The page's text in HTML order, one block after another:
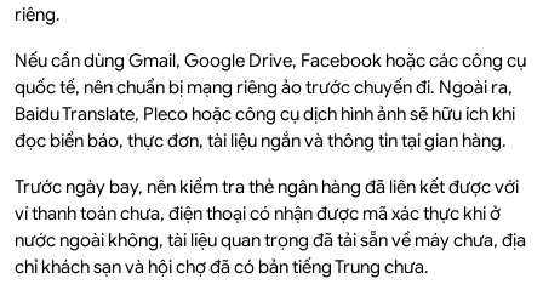
riêng.
Nếu cần dùng Gmail, Google Drive, Facebook hoặc các công cụ
quốc tế, nên chuẩn bị mạng riêng ảo trước chuyến đi. Ngoài ra,
Baidu Translate, Pleco hoặc công cụ dịch hình ảnh sẽ hữu ích khi
đọc biển báo, thực đơn, tài liệu ngắn và thông tin tại gian hàng.
Trước ngày bay, nên kiểm tra thẻ ngân hàng đã liên kết được với
ví thanh toán chưa, điện thoại có nhận được mã xác thực khi ở
nước ngoài không, tài liệu quan trọng đã tải sẵn về máy chưa, địa
chỉ khách sạn và hội chợ đã có bản tiếng Trung chưa.